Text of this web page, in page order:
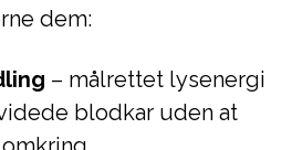
dem:
– målrettet lysenergi
blodkar uden at